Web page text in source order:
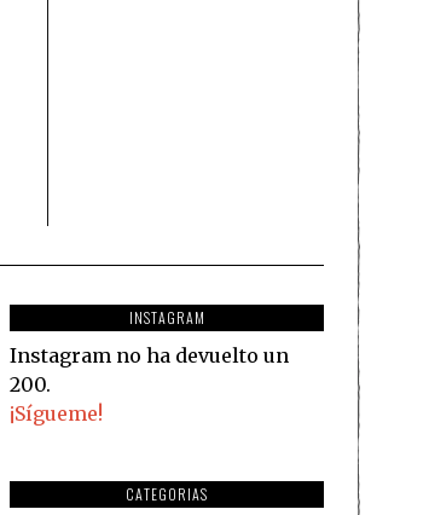
INSTAGRAM
Instagram no ha devuelto un
200.
¡Sígueme!
CATEGORIAS